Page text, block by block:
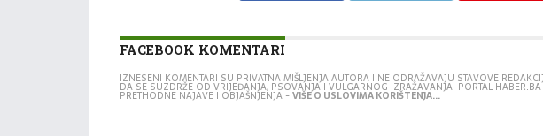
FACEBOOK KOMENTARI
IZNESENI KOMENTARI SU PRIVATNA MIŠLJENJA AUTORA I NE ODRAŽAVAJU STAVOVE
DA SE SUZDRŽE OD VRIJEĐANJA, PSOVANJA I VULGARNOG IZRAŽAVANJA. PORTAL
PRETHODNE NAJAVE I OBJAŠNJENJA -VIŠE O USLOVIMA KORIŠTENJA...